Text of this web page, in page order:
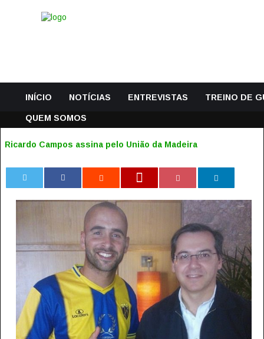
INÍCIO NOTÍCIAS ENTREVISTAS TREINO DE
QUEM SOMOS
Ricardo Campos assina pelo União da Madeira
0